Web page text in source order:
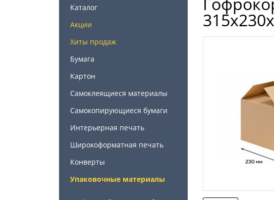
Каталог
Акции
Хиты продаж
Бумага
Картон
Самоклеящиеся материалы
Самокопирующиеся бумаги
Интерьерная печать
Широкоформатная печать
Конверты
Упаковочные материалы